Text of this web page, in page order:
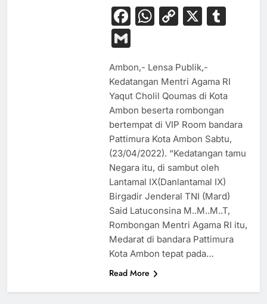
Facebook
WhatsApp
Copy
X
Gmail
Ambon,- Lensa Publik,-
Kedatangan Mentri Agama RI
Yaqut Cholil Qoumas di Kota
Ambon beserta rombongan
bertempat di VIP Room bandara
Pattimura Kota Ambon Sabtu,
(23/04/2022). “Kedatangan tamu
Negara itu, di sambut oleh
Lantamal IX(Danlantamal IX)
Birgadir Jenderal TNI (Mard)
Said Latuconsina M..M..M..T,
Rombongan Mentri Agama RI itu,
Medarat di bandara Pattimura
Kota Ambon tepat pada…
Read More